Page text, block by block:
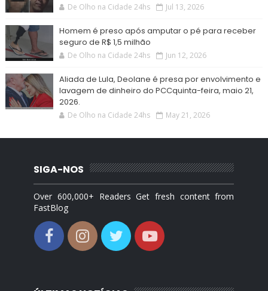
De Olho na Cidade 24hs Jul 13, 2026
Homem é preso após amputar o pé para receber
seguro de R$ 1,5 milhão
De Olho na Cidade 24hs Jun 12, 2026
Aliada de Lula, Deolane é presa por envolvimento e
lavagem de dinheiro do PCCquinta-feira, maio 21,
2026.
De Olho na Cidade 24hs May 21, 2026
SIGA-NOS
Over 600,000+ Readers Get fresh content from
FastBlog